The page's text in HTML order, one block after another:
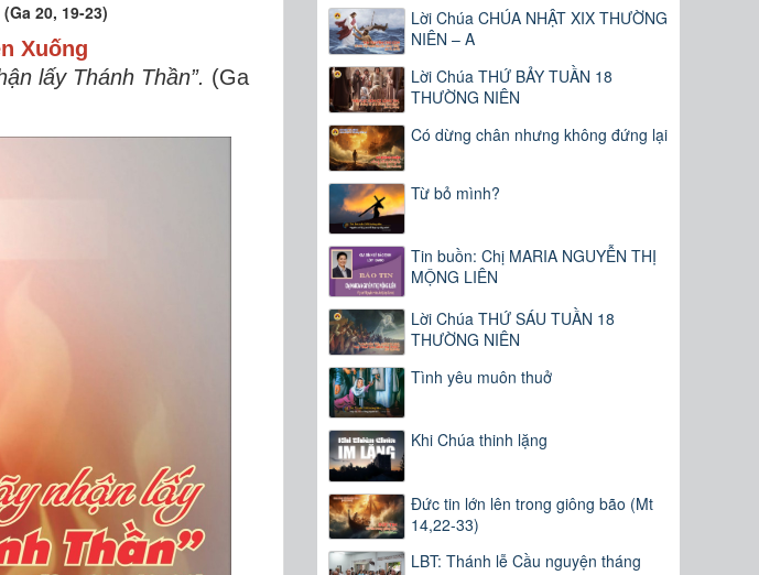
20, 19-23)
Xuống
lấy Thánh Thần”. (Ga
Lời Chúa CHÚA NHẬT XIX THƯỜNG
NIÊN – A
Lời Chúa THỨ BẢY TUẦN 18
THƯỜNG NIÊN
Có dừng chân nhưng không đứng lại
Từ bỏ mình?
Tin buồn: Chị MARIA NGUYỄN THỊ
MỘNG LIÊN
Lời Chúa THỨ SÁU TUẦN 18
THƯỜNG NIÊN
Tình yêu muôn thuở
Khi Chúa thinh lặng
Đức tin lớn lên trong giông bão (Mt
14,22-33)
LBT: Thánh lễ Cầu nguyện tháng